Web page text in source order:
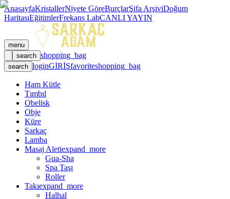
AnasayfaKristallerNiyete GöreBurçlarŞifa ArşiviDoğum
HaritasıEğitimlerFrekans LabCANLI YAYIN
menu
search shopping_bag
search loginGİRİŞfavoriteshopping_bag
Ham Kütle
Tımbıl
Obelisk
Obje
Küre
Sarkaç
Lamba
Masaj Aletiexpand_more
Gua-Sha
Spa Taşı
Roller
Takıexpand_more
Halhal